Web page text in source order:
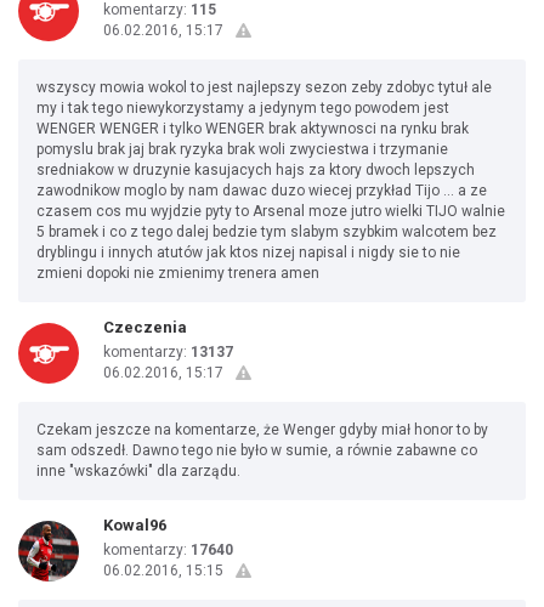
komentarzy: 115
06.02.2016, 15:17
wszyscy mowia wokol to jest najlepszy sezon zeby zdobyc tytuł ale
my i tak tego niewykorzystamy a jedynym tego powodem jest
WENGER WENGER i tylko WENGER brak aktywnosci na rynku brak
pomyslu brak jaj brak ryzyka brak woli zwyciestwa i trzymanie
sredniakow w druzynie kasujacych hajs za ktory dwoch lepszych
zawodnikow moglo by nam dawac duzo wiecej przykład Tijo ... a ze
czasem cos mu wyjdzie pyty to Arsenal moze jutro wielki TIJO walnie
5 bramek i co z tego dalej bedzie tym slabym szybkim walcotem bez
dryblingu i innych atutów jak ktos nizej napisal i nigdy sie to nie
zmieni dopoki nie zmienimy trenera amen
Czeczenia
komentarzy: 13137
06.02.2016, 15:17
Czekam jeszcze na komentarze, że Wenger gdyby miał honor to by
sam odszedł. Dawno tego nie było w sumie, a równie zabawne co
inne "wskazówki" dla zarządu.
Kowal96
komentarzy: 17640
06.02.2016, 15:15